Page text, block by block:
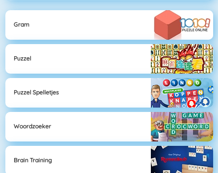
Gram
Puzzel
Puzzel Spelletjes
Woordzoeker
Brain Training